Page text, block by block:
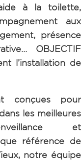
à la toilette,
aux
présence
OBJECTIF
l’installation de
conçues pour
les meilleures
et
référence de
notre équipe